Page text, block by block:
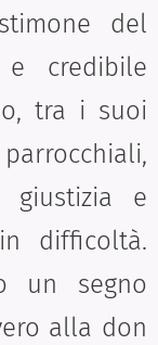
del
e credibile
tra i suoi
giustizia e
difficoltà.
un segno
alla don